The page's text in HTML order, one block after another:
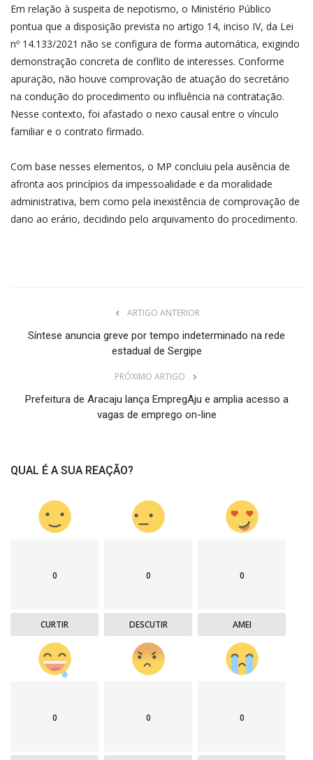
Em relação à suspeita de nepotismo, o Ministério Público
pontua que a disposição prevista no artigo 14, inciso IV, da Lei
nº 14.133/2021 não se configura de forma automática, exigindo
demonstração concreta de conflito de interesses. Conforme
apuração, não houve comprovação de atuação do secretário
na condução do procedimento ou influência na contratação.
Nesse contexto, foi afastado o nexo causal entre o vínculo
familiar e o contrato firmado.
Com base nesses elementos, o MP concluiu pela ausência de
afronta aos princípios da impessoalidade e da moralidade
administrativa, bem como pela inexistência de comprovação de
dano ao erário, decidindo pelo arquivamento do procedimento.
ARTIGO ANTERIOR
Síntese anuncia greve por tempo indeterminado na rede
estadual de Sergipe
PRÓXIMO ARTIGO
Prefeitura de Aracaju lança EmpregAju e amplia acesso a
vagas de emprego on-line
QUAL É A SUA REAÇÃO?
0
CURTIR
0
DESCUTIR
0
AMEI
0 0 0